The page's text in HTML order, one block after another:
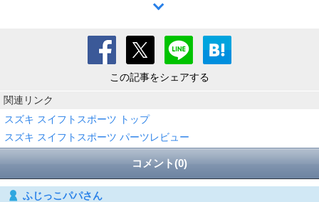
この記事をシェアする
関連リンク
スズキ スイフトスポーツ トップ
スズキ スイフトスポーツ パーツレビュー
コメント(0)
ふじっこパパさん